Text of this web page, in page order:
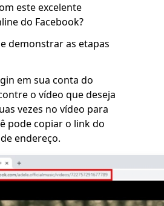
este excelente
do Facebook?
demonstrar as etapas
em sua conta do
o vídeo que deseja
vezes no vídeo para
pode copiar o link do
endereço.